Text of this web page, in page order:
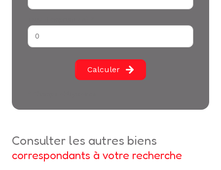
Calculer
consulter les autres biens
correspondants à votre recherche